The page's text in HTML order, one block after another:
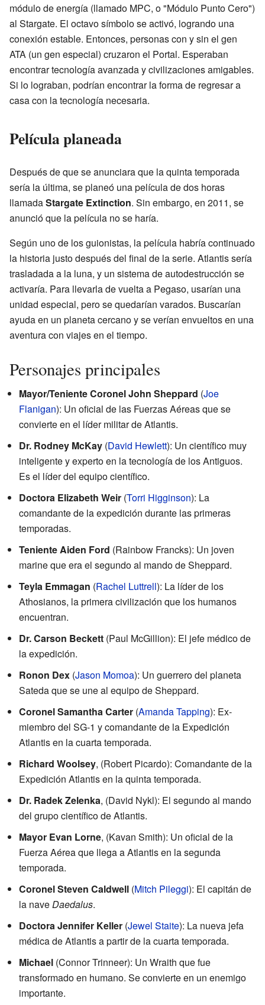
módulo de energía (llamado MPC, o "Módulo Punto Cero")
al Stargate. El octavo símbolo se activó, logrando una
conexión estable. Entonces, personas con y sin el gen
ATA (un gen especial) cruzaron el Portal. Esperaban
encontrar tecnología avanzada y civilizaciones amigables.
Si lo lograban, podrían encontrar la forma de regresar a
casa con la tecnología necesaria.
Película planeada
Después de que se anunciara que la quinta temporada
sería la última, se planeó una película de dos horas
llamadaStargate Extinction. Sin embargo, en 2011, se
anunció que la película no se haría.
Según uno de los guionistas, la película habría continuado
la historia justo después del final de la serie. Atlantis sería
trasladada a la luna, y un sistema de autodestrucción se
activaría. Para llevarla de vuelta a Pegaso, usarían una
unidad especial, pero se quedarían varados. Buscarían
ayuda en un planeta cercano y se verían envueltos en una
aventura con viajes en el tiempo.
Personajes principales
Mayor/Teniente Coronel John Sheppard (Joe
Flanigan): Un oficial de las Fuerzas Aéreas que se
convierte en el líder militar de Atlantis.
Dr. Rodney McKay (David Hewlett): Un científico muy
inteligente y experto en la tecnología de los Antiguos.
Es el líder del equipo científico.
Doctora Elizabeth Weir (Torri Higginson): La
comandante de la expedición durante las primeras
temporadas.
Teniente Aiden Ford (Rainbow Francks): Un joven
marine que era el segundo al mando de Sheppard.
Teyla Emmagan (Rachel Luttrell): La líder de los
Athosianos, la primera civilización que los humanos
encuentran.
Dr. Carson Beckett (Paul McGillion): El jefe médico de
la expedición.
Ronon Dex (Jason Momoa): Un guerrero del planeta
Sateda que se une al equipo de Sheppard.
Coronel Samantha Carter (Amanda Tapping): Ex-
miembro del SG-1 y comandante de la Expedición
Atlantis en la cuarta temporada.
Richard Woolsey, (Robert Picardo): Comandante de la
Expedición Atlantis en la quinta temporada.
Dr. Radek Zelenka, (David Nykl): El segundo al mando
del grupo científico de Atlantis.
Mayor Evan Lorne, (Kavan Smith): Un oficial de la
Fuerza Aérea que llega a Atlantis en la segunda
temporada.
Coronel Steven Caldwell (Mitch Pileggi): El capitán de
la naveDaedalus.
Doctora Jennifer Keller (Jewel Staite): La nueva jefa
médica de Atlantis a partir de la cuarta temporada.
Michael (Connor Trinneer): Un Wraith que fue
transformado en humano. Se convierte en un enemigo
importante.